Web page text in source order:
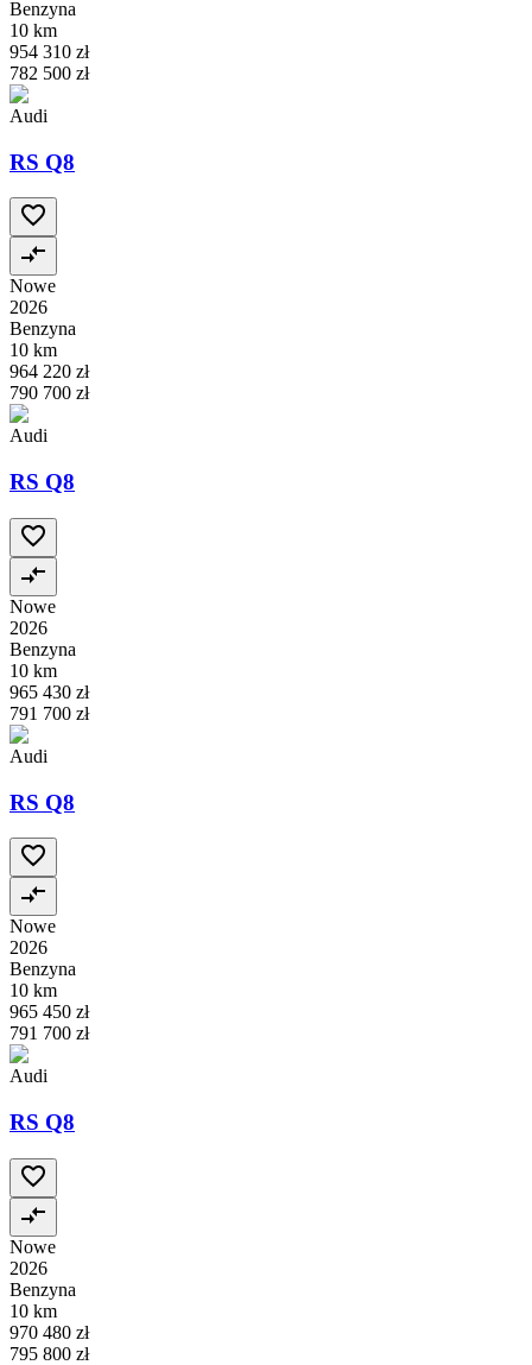
Benzyna
10 km
954 310 zł
782 500 zł
Audi
RS Q8
Nowe
2026
Benzyna
10 km
964 220 zł
790 700 zł
Audi
RS Q8
Nowe
2026
Benzyna
10 km
965 430 zł
791 700 zł
Audi
RS Q8
Nowe
2026
Benzyna
10 km
965 450 zł
791 700 zł
Audi
RS Q8
Nowe
2026
Benzyna
10 km
970 480 zł
795 800 zł